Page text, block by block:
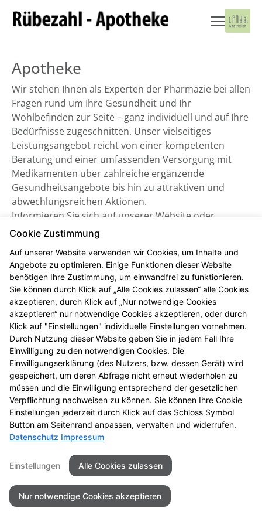
Apotheke
Wir stehen Ihnen als Experten der Pharmazie bei allen
Fragen rund um Ihre Gesundheit und Ihr
Wohlbefinden zur Seite – ganz individuell und auf Ihre
Bedürfnisse zugeschnitten. Unser vielseitiges
Leistungsangebot reicht von einer kompetenten
Beratung und einer umfassenden Versorgung mit
Medikamenten über zahlreiche ergänzende
Gesundheitsangebote bis hin zu attraktiven und
abwechlungsreichen Aktionen.
Informieren Sie sich auf unserer Website oder
besuchen Sie uns direkt vor Ort. Wir freuen uns auf
Seitenübersicht Kontakt
Impressum
Datenschutz
© 2026 Rübezahl Apotheke
Cookie Zustimmung
Auf unserer Website verwenden wir Cookies, um Inhalte und
Angebote zu optimieren. Einige Funktionen dieser Website
benötigen Ihre Zustimmung, um einwandfrei zu funktionieren.
Sie können durch Klick auf „Alle Cookies zulassen“ alle Cookies
akzeptieren, durch Klick auf „Nur notwendige Cookies
akzeptieren“ nur notwendige Cookies akzeptieren, oder durch
Klick auf "Einstellungen" individuelle Einstellungen vornehmen.
Durch Nutzung dieser Website geben Sie in jedem Fall Ihre
Einwilligung zu den notwendigen Cookies. Die
Einwilligungserklärung (des Nutzers, bzw. dessen Gerät) wird
gespeichert, um deren Abfrage nicht erneut wiederholen zu
müssen und die Einwilligung entsprechend der gesetzlichen
Verpflichtung nachweisen zu können. Sie können Ihre Cookie
Einstellungen jederzeit durch Klick auf das Schloss Symbol
Button am Seitenrand anpassen, verwalten und widerrufen.
Datenschutz Impressum
Einstellungen Alle Cookies zulassen
Nur notwendige Cookies akzeptieren